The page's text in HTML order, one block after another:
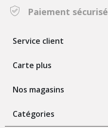
Paiement sécurisé
Service client
Carte plus
Nos magasins
Catégories